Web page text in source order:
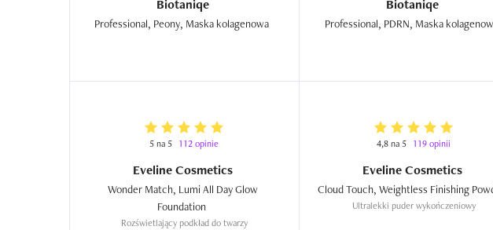
Biotaniqe Biotaniqe
5 na 5 112 opinie
Eveline Cosmetics
Wonder Match, Lumi All Day Glow
Rozświetlający podkład do twarzy
4,8 na 5 119 opinii
Eveline Cosmetics
Ultralekki puder wykończeniowy